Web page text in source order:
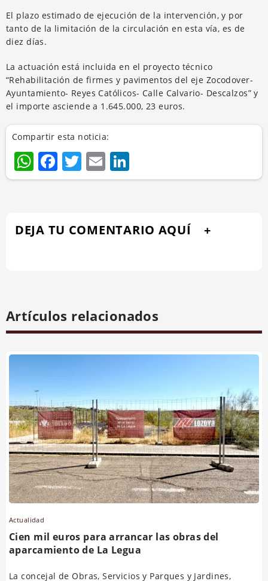
El plazo estimado de ejecución de la intervención, y por
tanto de la limitación de la circulación en esta vía, es de
diez días.
La actuación está incluida en el proyecto técnico
“Rehabilitación de firmes y pavimentos del eje Zocodover-
Ayuntamiento- Reyes Católicos- Calle Calvario- Descalzos” y
el importe asciende a 1.645.000, 23 euros.
Compartir esta noticia:
WhatsApp
Facebook
Twitter
Email
DEJA TU COMENTARIO AQUÍ
Artículos relacionados
Actualidad
Cien mil euros para arrancar las obras del
aparcamiento de La Legua
La concejal de Obras, Servicios y Parques y Jardines,